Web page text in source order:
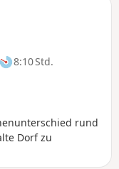
8:10 Std.
rund
Dorf zu